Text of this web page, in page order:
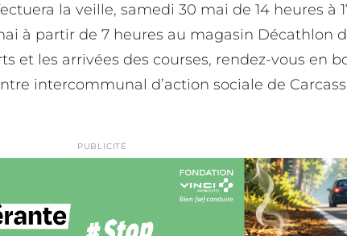
la veille, samedi 30 mai de 14 heures à
à partir de 7 heures au magasin Décathlon
et les arrivées des courses, rendez-vous en
intercommunal d’action sociale de
PUBLICITÉ